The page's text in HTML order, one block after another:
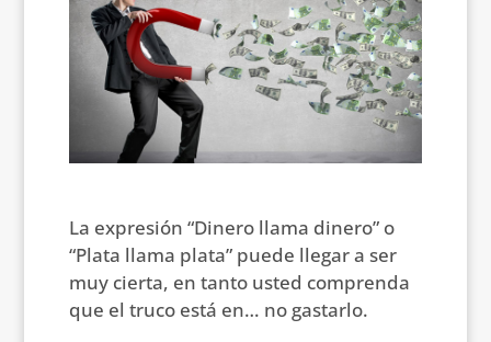
La expresión “Dinero llama dinero” o
“Plata llama plata” puede llegar a ser
muy cierta, en tanto usted comprenda
que el truco está en… no gastarlo.